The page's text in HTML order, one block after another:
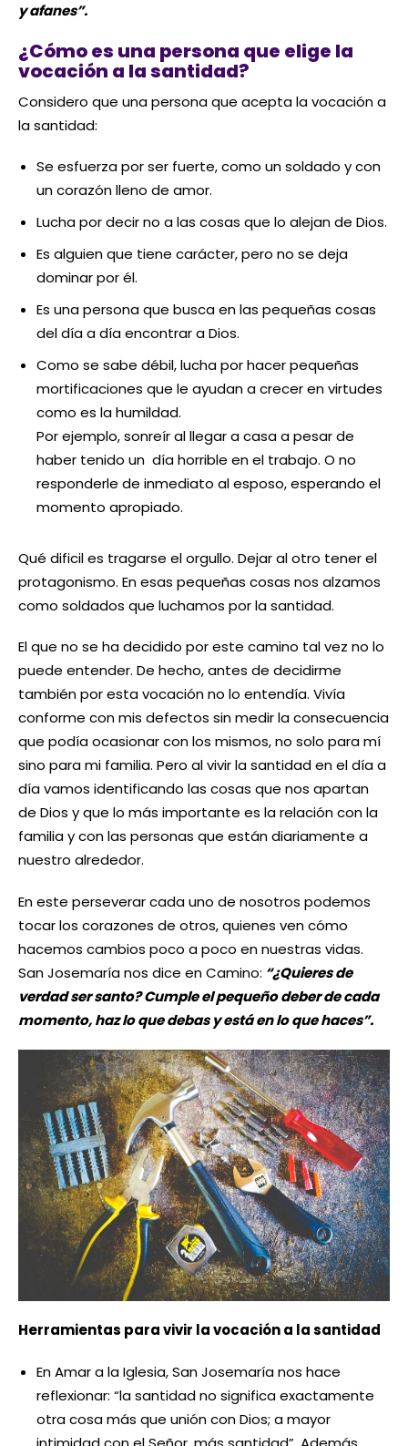
y afanes”.
¿Cómo es una persona que elige la
vocación a la santidad?
Considero que una persona que acepta la vocación a
la santidad:
Se esfuerza por ser fuerte, como un soldado y con
un corazón lleno de amor.
Lucha por decir no a las cosas que lo alejan de Dios.
Es alguien que tiene carácter, pero no se deja
dominar por él.
Es una persona que busca en las pequeñas cosas
del día a día encontrar a Dios.
Como se sabe débil, lucha por hacer pequeñas
mortificaciones que le ayudan a crecer en virtudes
como es la humildad.
Por ejemplo, sonreír al llegar a casa a pesar de
haber tenido un día horrible en el trabajo. O no
responderle de inmediato al esposo, esperando el
momento apropiado.
Qué dificil es tragarse el orgullo. Dejar al otro tener el
protagonismo. En esas pequeñas cosas nos alzamos
como soldados que luchamos por la santidad.
El que no se ha decidido por este camino tal vez no lo
puede entender. De hecho, antes de decidirme
también por esta vocación no lo entendía. Vivía
conforme con mis defectos sin medir la consecuencia
que podía ocasionar con los mismos, no solo para mí
sino para mi familia. Pero al vivir la santidad en el día a
día vamos identificando las cosas que nos apartan
de Dios y que lo más importante es la relación con la
familia y con las personas que están diariamente a
nuestro alrededor.
En este perseverar cada uno de nosotros podemos
tocar los corazones de otros, quienes ven cómo
hacemos cambios poco a poco en nuestras vidas.
San Josemaría nos dice en Camino: “¿Quieres de
verdad ser santo? Cumple el pequeño deber de cada
momento, haz lo que debas y está en lo que haces”.
Herramientas para vivir la vocación a la santidad
En Amar a la Iglesia, San Josemaría nos hace
reflexionar: “la santidad no significa exactamente
otra cosa más que unión con Dios; a mayor